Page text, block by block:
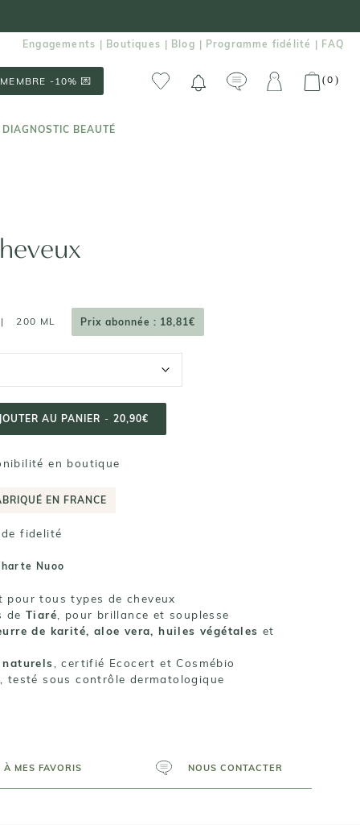
Engagements | Boutiques | Blog | Programme fidélité | FAQ
DIAGNOSTIC BEAUTÉ
-10% 💌 (0 )
| 200 ML Prix abonnée : 18,81€
AU PANIER - 20,90€
en boutique
EN FRANCE
fidelité
Nuoo
pour tous types de cheveux
de Tiaré , pour brillance et souplesse
de karité, aloe vera, huiles végétales et
, certifié Ecocert et Cosmébio
testé sous contrôle dermatologique
À MES FAVORIS NOUS CONTACTER